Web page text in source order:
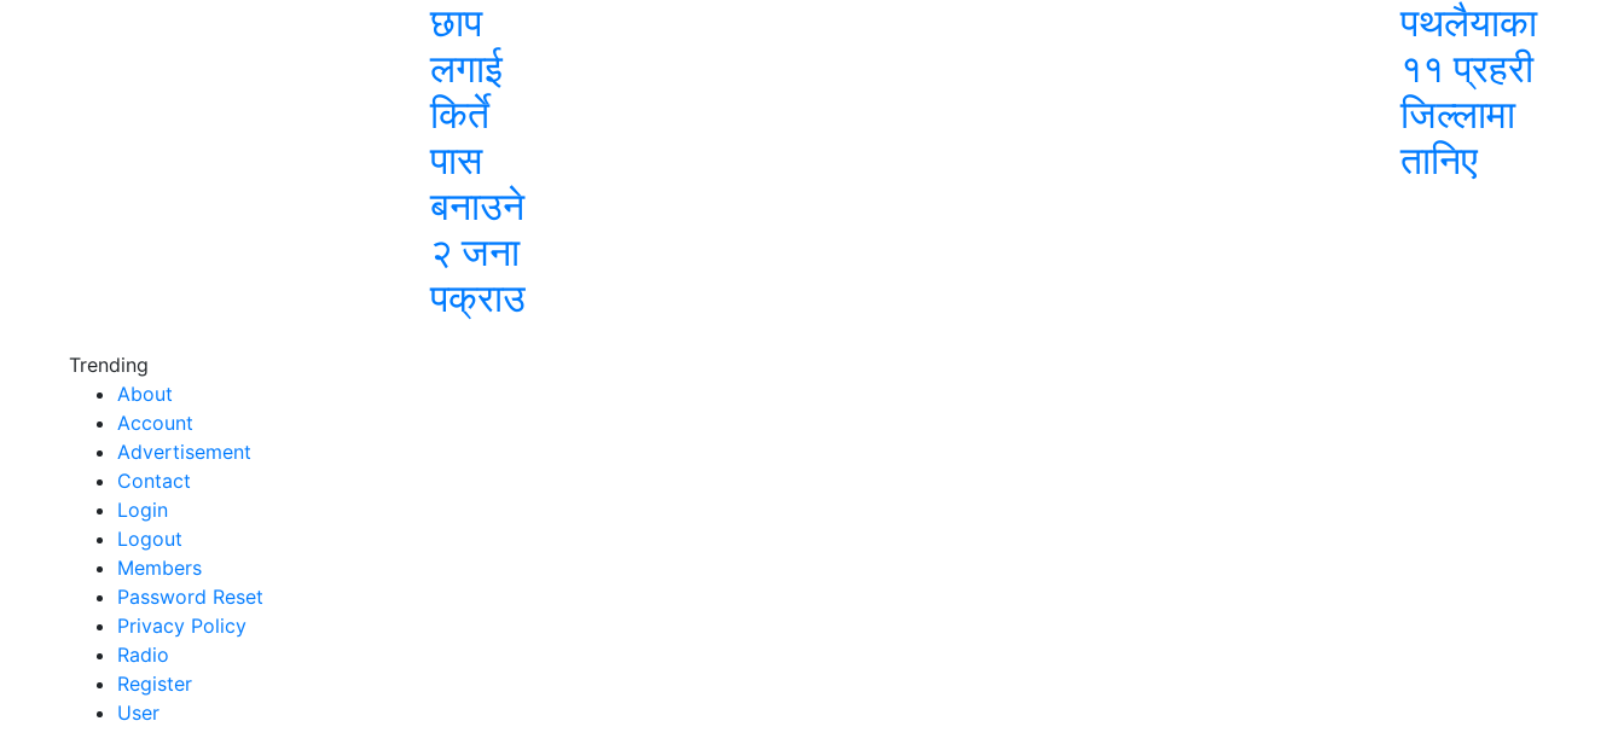
छाप
लगाई
किर्ते
पास
बनाउने
२ जना
पक्राउ
पथलैयाका
११ प्रहरी
जिल्लामा
तानिए
Trending
About
Account
Advertisement
Contact
Login
Logout
Members
Password Reset
Privacy Policy
Radio
Register
User